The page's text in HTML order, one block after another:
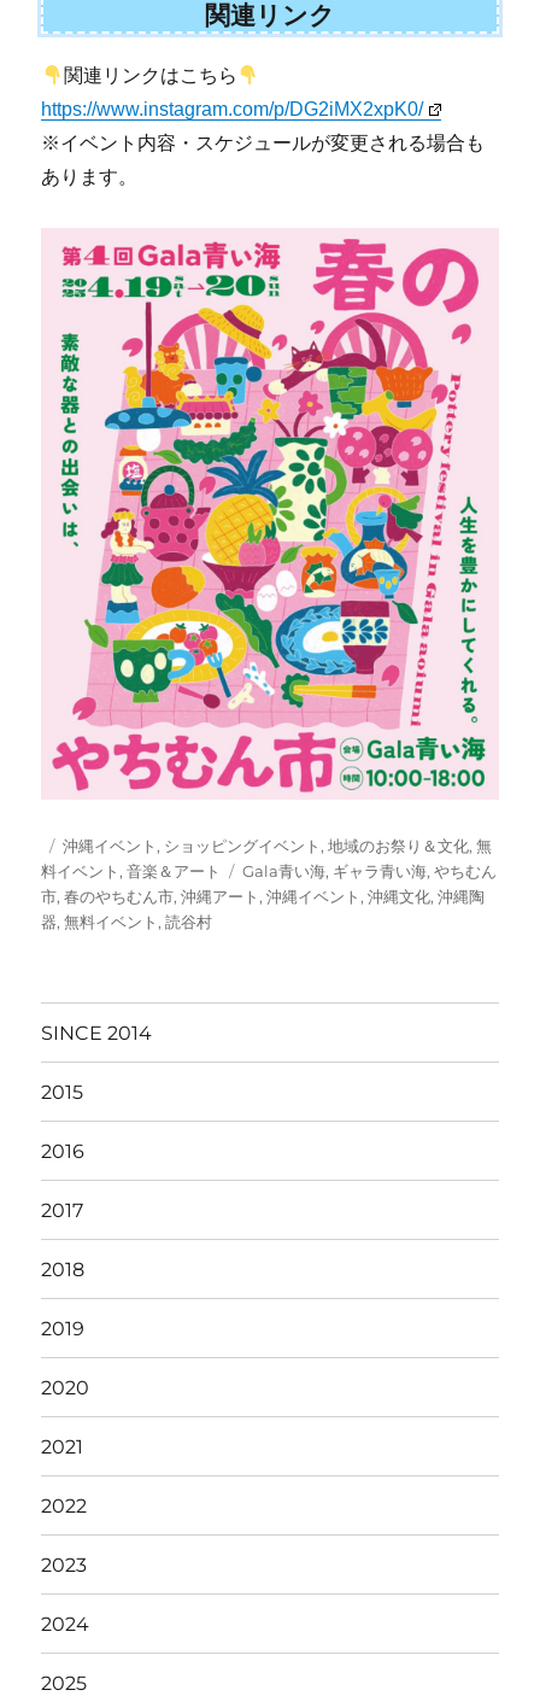
関連リンク
関連リンクはこちら
https://www.instagram.com/p/DG2iMX2xpK0/
※イベント内容・スケジュールが変更される場合も
あります。
投
稿
日:
カ
テ
ゴ
リ
沖縄イベント , ショッピングイベント ,地域のお祭り＆文化,無
料イベント ,音楽＆アート
タ
グ
Gala青い海, ギャラ青い海,やちむん
市,春のやちむん市,沖縄アート ,沖縄イベント ,沖縄文化,沖縄陶
器,無料イベント ,読谷村
SINCE 2014
2015
2016
2017
2018
2019
2020
2021
2022
2023
2024
2025